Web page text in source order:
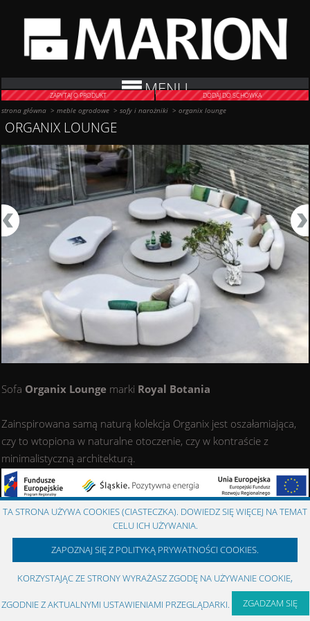
MENU
ZAPYTAJ O PRODUKT DODAJ DO SCHOWKA
strona główna >meble ogrodowe >sofy i narożniki >organix lounge
ORGANIX LOUNGE
Sofa Organix Lounge marki Royal Botania
Zainspirowana samą naturą kolekcja Organix jest oszałamiająca,
czy to wtopiona w naturalne otoczenie, czy w kontraście z
minimalistyczną architekturą.
TA STRONA UŻYWA COOKIES (CIASTECZKA). DOWIEDZ SIĘ WIĘCEJ NA TEMAT
CELU ICH UŻYWANIA.
ZAPOZNAJ SIĘ Z POLITYKĄ PRYWATNOŚCI COOKIES.
KORZYSTAJĄC ZE STRONY WYRAŻASZ ZGODĘ NA UŻYWANIE COOKIE,
ZGODNIE Z AKTUALNYMI USTAWIENIAMI PRZEGLĄDARKI. ZGADZAM SIĘ